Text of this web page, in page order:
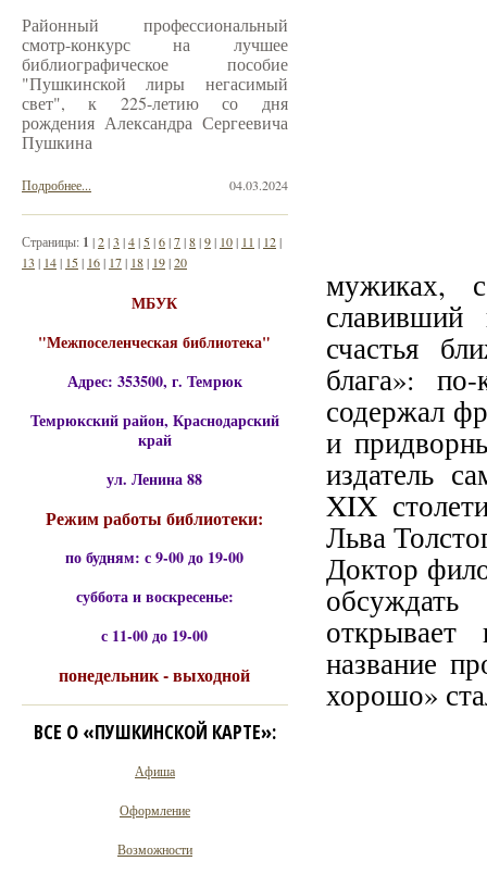
мужиках,
счастья
блага»:
содержал
и
издатель
XIX
Льва
Доктор
название
хорошо»
Районный профессиональный
смотр-конкурс на лучшее
библиографическое пособие
"Пушкинской лиры негасимый
свет", к 225-летию со дня
рождения Александра Сергеевича
Пушкина
04.03.2024
Подробнее...
Страницы: 1 |2|3 |4| 5|6|7|8|9| 10| 11 | 12|
13 | 14| 15| 16| 17| 18| 19|20
МБУК
"Межпоселенческая библиотека"
Адрес: 353500, г. Темрюк
Темрюкский район, Краснодарский
край
ул. Ленина 88
Режим работы библиотеки:
по будням: с 9-00 до 19-00
суббота и воскресенье:
с 11-00 до 19-00
понедельник - выходной
ВСЕ О «ПУШКИНСКОЙ КАРТЕ»:
Афиша
Оформление
Возможности